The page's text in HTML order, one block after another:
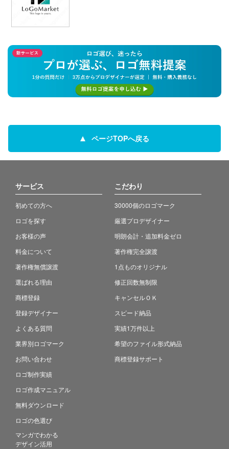
ページTOPへ戻る
サービス
初めての方へ
ロゴを探す
お客様の声
料金について
著作権無償譲渡
選ばれる理由
商標登録
登録デザイナー
よくある質問
業界別ロゴマーク
お問い合わせ
ロゴ制作実績
ロゴ作成マニュアル
無料ダウンロード
ロゴの色選び
マンガでわかる
デザイン活用
こだわり
30000個のロゴマーク
厳選プロデザイナー
明朗会計・追加料金ゼロ
著作権完全譲渡
1点ものオリジナル
修正回数無制限
キャンセルＯＫ
スピード納品
実績1万件以上
希望のファイル形式納品
商標登録サポート